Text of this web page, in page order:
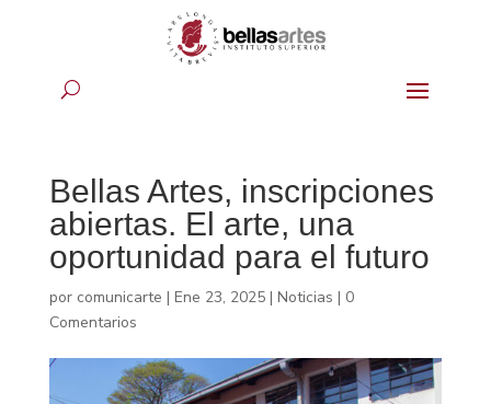
Bellas Artes, inscripciones
abiertas. El arte, una
oportunidad para el futuro
por comunicarte | Ene 23, 2025| Noticias | 0
Comentarios